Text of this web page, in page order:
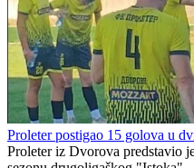
Marinović napravio promjenu
priliku, jedno ostalo van
Republika Srpska
1 0